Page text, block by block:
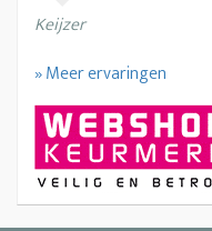
Keijzer
» Meer ervaringen